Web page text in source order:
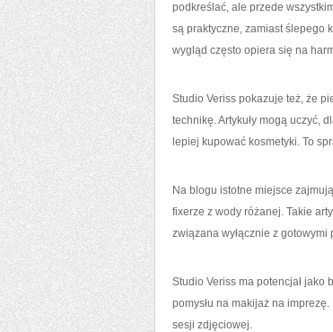
podkreślać, ale przede
są praktyczne, zamiast ślepego
wygląd często opiera się na
Studio Veriss pokazuje też, że
technikę. Artykuły mogą uczyć,
lepiej kupować kosmetyki. To
Na blogu istotne miejsce
fixerze z wody różanej. Takie
związana wyłącznie z gotowymi
Studio Veriss ma potencjał
pomysłu na makijaż na
sesji zdjęciowej.